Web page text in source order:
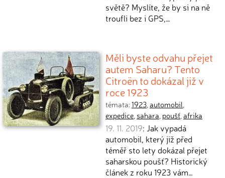
světě? Myslíte, že by si na ně
troufli bez i GPS,…
Měli byste odvahu přejet
autem Saharu? Tento
Citroën to dokázal již v
roce 1923
témata:1923,automobil,
expedice, sahara, poušť,afrika
19. 11. 2019: Jak vypadá
automobil, který již před
téměř sto lety dokázal přejet
saharskou poušť? Historický
článek z roku 1923 vám…